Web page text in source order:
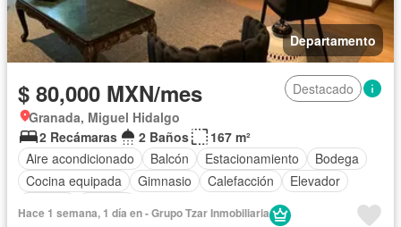
Departamento
$ 80,000 MXN/mes
Destacado
Granada, Miguel Hidalgo
2 Recámaras
2 Baños
167 m²
Aire acondicionado
Balcón Estacionamiento
Bodega
Cocina equipada
Gimnasio Calefacción
Elevador
Hace 1 semana, 1 día en - Grupo Tzar Inmobiliaria